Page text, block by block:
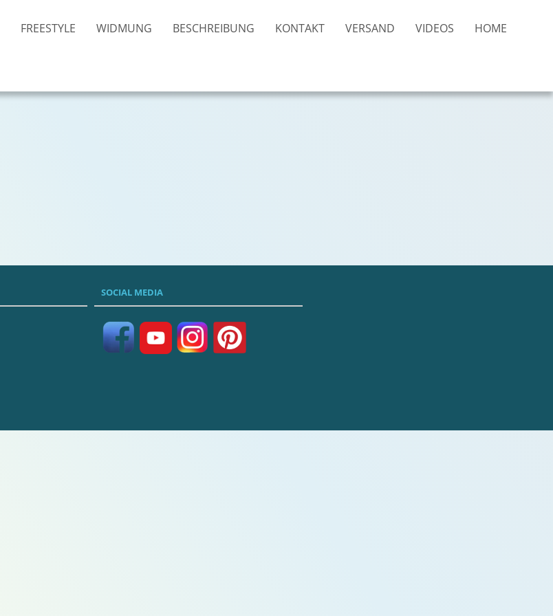
FREESTYLE WIDMUNG BESCHREIBUNG KONTAKT VERSAND VIDEOS HOME
SOCIAL MEDIA